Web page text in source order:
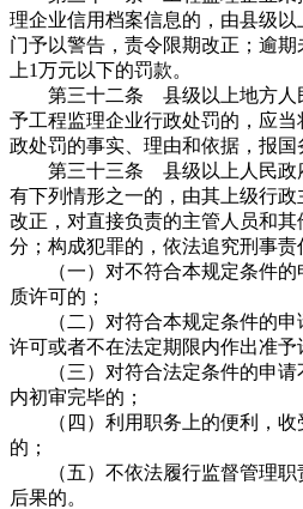
理企业信用档案信息的，由县级
门予以警告，责令限期改正；逾
上1万元以下的罚款。
第三十二条 县级以上地方人
予工程监理企业行政处罚的，应
政处罚的事实、理由和依据，报国
第三十三条 县级以上人民政
有下列情形之一的，由其上级行
改正，对直接负责的主管人员和
分；构成犯罪的，依法追究刑事责
（一）对不符合本规定条件的
质许可的；
（二）对符合本规定条件的申
许可或者不在法定期限内作出准予
（三）对符合法定条件的申请
内初审完毕的；
（四）利用职务上的便利，收
的；
（五）不依法履行监督管理职
后果的。